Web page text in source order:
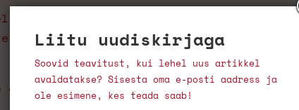
kombeks koguneda staadioni
ei kujuta keegi enam head
tutvustada seda elu, mida eelnimetatud
Liitu uudiskirjaga
Soovid teavitust, kui lehel uus artikkel
avaldatakse? Sisesta oma e-posti aadress ja
ole esimene, kes teada saab!